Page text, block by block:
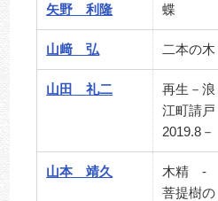
矢野 利隆 蝶
山﨑 弘 二本の木
山田 礼二
再生－浪
江町請戸
2019.8－
山本 靖久
木精 -
菩提樹の